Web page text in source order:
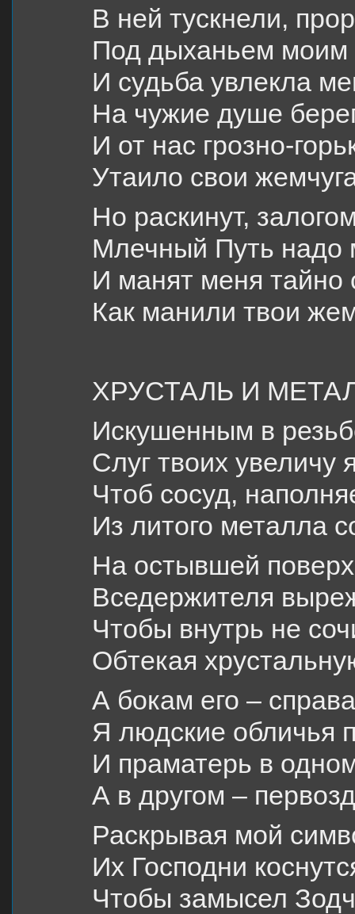
В ней тускнели,
Под дыханьем моим
И судьба увлекла
На чужие душе
И от нас грозно-
Утаило свои
Но раскинут,
Млечный Путь надо
И манят меня тайно
Как манили твои
ХРУСТАЛЬ И
Искушенным в
Слуг твоих увеличу
Чтоб сосуд,
Из литого металла
На остывшей
Вседержителя
Чтобы внутрь не
Обтекая
А бокам его –
Я людские обличья
И праматерь в
А в другом –
Раскрывая мой
Их Господни
Чтобы замысел